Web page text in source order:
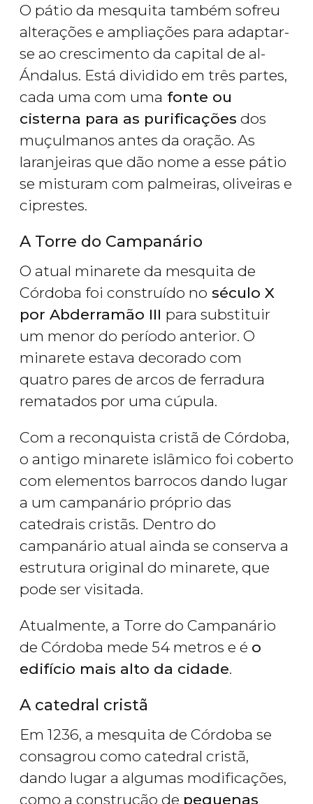
O pátio da mesquita também sofreu
alterações e ampliações para adaptar-
se ao crescimento da capital de al-
Ándalus. Está dividido em três partes,
cada uma com uma fonte ou
cisterna para as purificações dos
muçulmanos antes da oração. As
laranjeiras que dão nome a esse pátio
se misturam com palmeiras, oliveiras e
ciprestes.
A Torre do Campanário
O atual minarete da mesquita de
Córdoba foi construído no século X
por Abderramão III para substituir
um menor do período anterior. O
minarete estava decorado com
quatro pares de arcos de ferradura
rematados por uma cúpula.
Com a reconquista cristã de Córdoba,
o antigo minarete islâmico foi coberto
com elementos barrocos dando lugar
a um campanário próprio das
catedrais cristãs. Dentro do
campanário atual ainda se conserva a
estrutura original do minarete, que
pode ser visitada.
Atualmente, a Torre do Campanário
de Córdoba mede 54 metros e é o
edifício mais alto da cidade.
A catedral cristã
Em 1236, a mesquita de Córdoba se
consagrou como catedral cristã,
dando lugar a algumas modificações,
como a construção de pequenas